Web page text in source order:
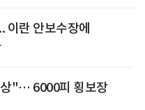
란 안보수장에
"… 6000피 횡보장